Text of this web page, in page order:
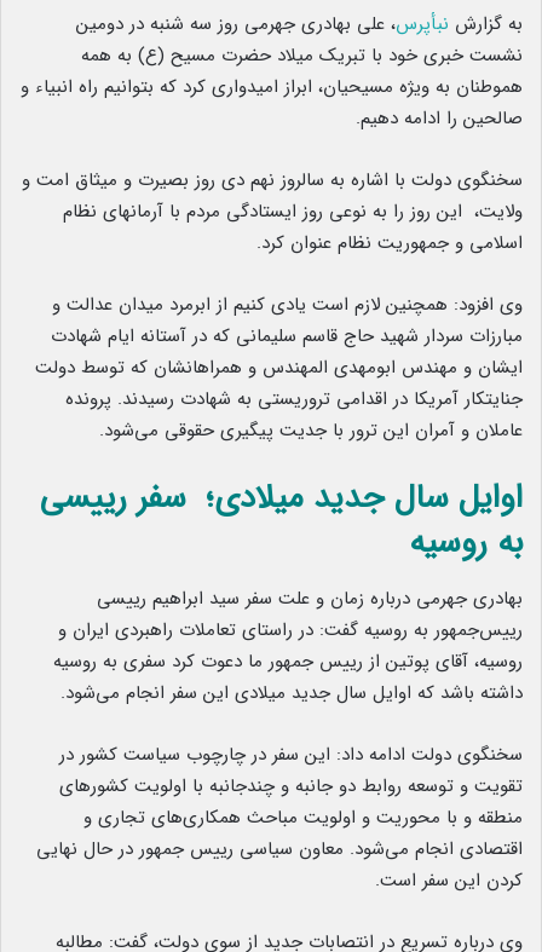
به گزارش نبأپرس، علی بهادری جهرمی روز سه شنبه در دومین
نشست خبری خود با تبریک میلاد حضرت مسیح (ع) به همه
هموطنان به ویژه مسیحیان، ابراز امیدواری کرد که بتوانیم راه انبیاء و
صالحین را ادامه دهیم.
سخنگوی دولت با اشاره به سالروز نهم دی روز بصیرت و میثاق امت و
ولایت، این روز را به نوعی روز ایستادگی مردم با آرمانهای نظام
اسلامی و جمهوریت نظام عنوان کرد.
وی افزود: همچنین لازم است یادی کنیم از ابرمرد میدان عدالت و
مبارزات سردار شهید حاج قاسم سلیمانی که در آستانه ایام شهادت
ایشان و مهندس ابومهدی المهندس و همراهانشان که توسط دولت
جنایتکار آمریکا در اقدامی تروریستی به شهادت رسیدند. پرونده
عاملان و آمران این ترور با جدیت پیگیری حقوقی می‌شود.
اوایل سال جدید میلادی؛ سفر رییسی
به روسیه
بهادری جهرمی درباره زمان و علت سفر سید ابراهیم رییسی
رییس‌جمهور به روسیه گفت: در راستای تعاملات راهبردی ایران و
روسیه، آقای پوتین از رییس جمهور ما دعوت کرد سفری به روسیه
داشته باشد که اوایل سال جدید میلادی این سفر انجام می‌شود.
سخنگوی دولت ادامه داد: این سفر در چارچوب سیاست کشور در
تقویت و توسعه روابط دو جانبه و چندجانبه با اولویت کشورهای
منطقه و با محوریت و اولویت مباحث همکاری‌های تجاری و
اقتصادی انجام می‌شود. معاون سیاسی رییس جمهور در حال نهایی
کردن این سفر است.
وی درباره تسریع در انتصابات جدید از سوی دولت، گفت: مطالبه